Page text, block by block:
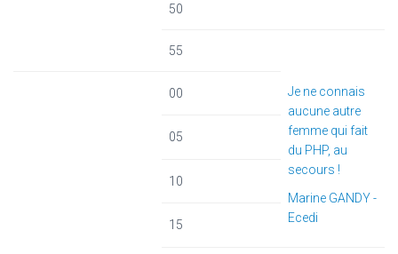
50
55
00
Je ne connais
aucune autre
femme qui fait
du PHP, au
secours !
Marine GANDY -
Ecedi
05
10
15